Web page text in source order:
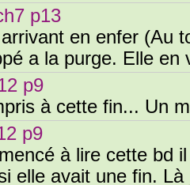
p13
en enfer (Au
a la purge. Elle
p9
à cette fin... Un
p9
à lire cette bd
elle avait une fin.